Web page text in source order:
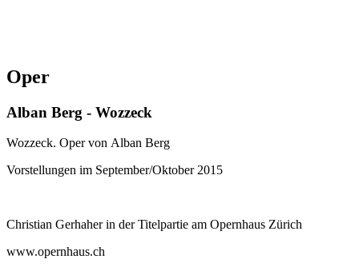
Oper
Alban Berg - Wozzeck
Wozzeck. Oper von Alban Berg
Vorstellungen im September/Oktober 2015
Christian Gerhaher in der Titelpartie am Opernhaus Zürich
www.opernhaus.ch